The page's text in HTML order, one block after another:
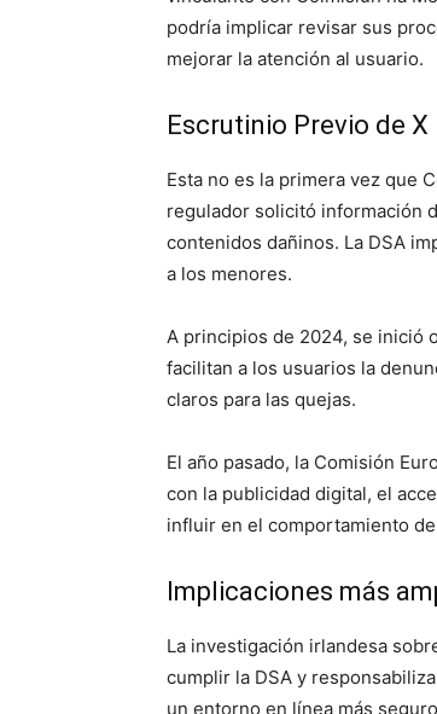
podría implicar revisar sus
mejorar la atención al usuario.
Escrutinio Previo de X
Esta no es la primera vez que
regulador solicitó información
contenidos dañinos. La DSA
a los menores.
A principios de 2024, se inició
facilitan a los usuarios la
claros para las quejas.
El año pasado, la Comisión
con la publicidad digital, el
influir en el comportamiento
Implicaciones más
La investigación irlandesa
cumplir la DSA y
un entorno en línea más